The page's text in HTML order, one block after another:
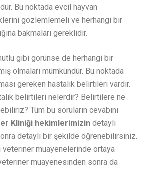
Bu noktada evcil hayvan
gözlemlemeli ve herhangi bir
bakmaları gereklidir.
gibi görünse de herhangi bir
olmaları mümkündür. Bu noktada
gereken hastalık belirtileri vardır.
belirtileri nelerdir? Belirtilere ne
Tüm bu soruların cevabını
Kliniği hekimlerimizin detaylı
detaylı bir şekilde öğrenebilirsiniz.
veteriner muayenelerinde ortaya
muayenesinden sonra da